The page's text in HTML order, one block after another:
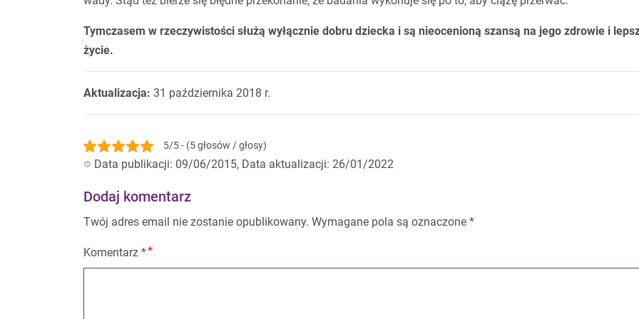
Tymczasem w rzeczywistości służą wyłącznie dobru dziecka i są nieocenioną szansą na jego zdrowie i
życie.
Aktualizacja: 31 października 2018 r.
5/5 - (5 głosów / głosy)
Data publikacji: 09/06/2015, Data aktualizacji: 26/01/2022
Dodaj komentarz
Twój adres email nie zostanie opublikowany. Wymagane pola są oznaczone *
Komentarz *